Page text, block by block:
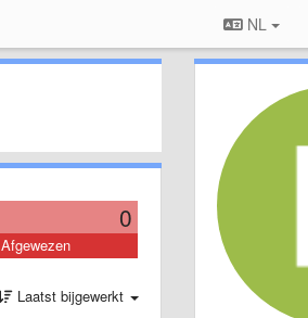
NL
0
Afgewezen
Laatst bijgewerkt